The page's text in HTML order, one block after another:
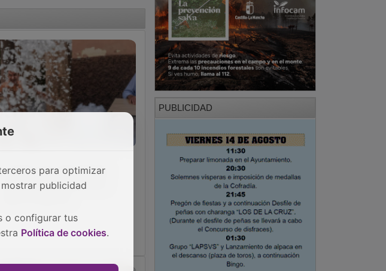
Crónica de unas fiestas
que unen generaciones
PUBLICIDAD
para optimizar
publicidad
o configurar tus
Política de cookies.